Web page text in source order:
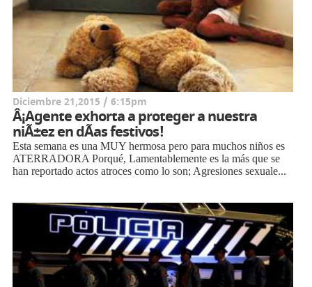
Diciembre 21,2015 / 6:15pm
Â¡Agente exhorta a proteger a nuestra
niÃ±ez en dÃ­as festivos!
Esta semana es una MUY hermosa pero para muchos niños es
ATERRADORA Porqué, Lamentablemente es la más que se
han reportado actos atroces como lo son; Agresiones sexuale...